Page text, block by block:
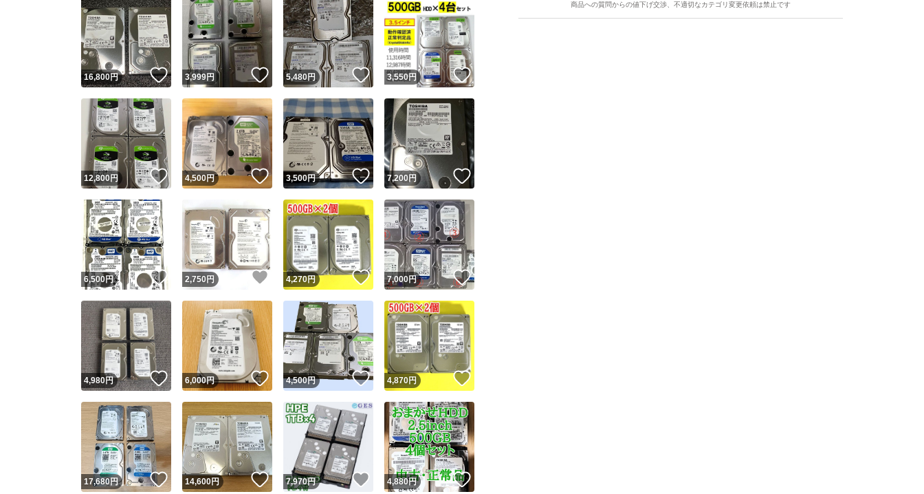
ユーザーの実績について
Yahoo!フリマが定めた一定の基準を満たしたユーザーにバッジを付与しています
安心取引出品者
安心取引出品者 Yahoo!フリマの基準をクリアした安心・安全なユーザーです
取引実績
取引実績◯+ このユーザーはYahoo!フリマの取引を完了させた実績があります
他フリマ実績◯+ このユーザーは他フリマサービスでの取引実績があります
商品への質問からの値下げ交渉、不適切なカテゴリ変更依頼は禁止です
この商品の情報をコピーします
商品画像の無断転載は禁止されています
コピーは1商品につき1回です
出品ページへ
16,800円 いいね！
3,999円 いいね！
5,480円 いいね！
3,550円 いいね！
12,800円 いいね！
4,500円 いいね！
3,500円 いいね！
7,200 円 いいね！
6,500円 いいね！
2,750 円 いいね！
4,270円 いいね！
7,000円 いいね！
4,980円 いいね！
6,000円 いいね！
4,500円 いいね！
4,870円
17,680円 いいね！
14,600円 いいね！
7,970円 いいね！
4,880円